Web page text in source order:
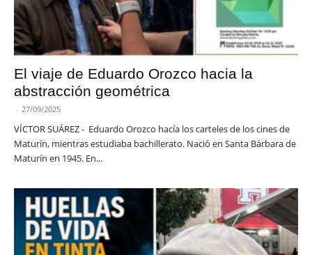
El viaje de Eduardo Orozco hacia la
abstracción geométrica
- 27/09/2025
VÍCTOR SUÁREZ - Eduardo Orozco hacía los carteles de los cines de
Maturín, mientras estudiaba bachillerato. Nació en Santa Bárbara de
Maturín en 1945. En...